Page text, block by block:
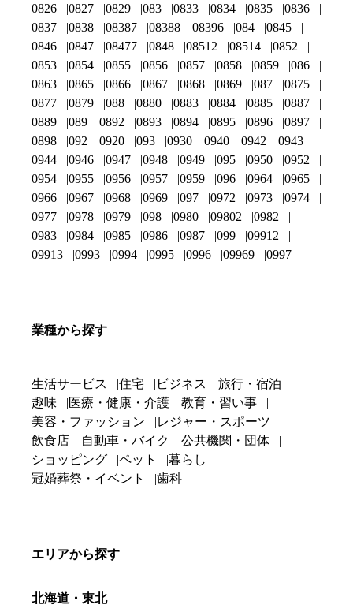
0826
0827 0829 083 0833 0834 0835
0836
0837
0838 08387 08388 08396 084
0845
0846
0847 08477 0848 08512 08514
0852
0853
0854 0855 0856 0857 0858 0859
086
0863
0865 0866 0867 0868 0869 087
0875
0877
0879 088 0880 0883 0884 0885
0887
0889
089 0892 0893 0894 0895 0896
0897
0898
092 0920 093 0930 0940 0942
0943
0944
0946 0947 0948 0949 095 0950
0952
0954
0955 0956 0957 0959 096 0964
0965
0966
0967 0968 0969 097 0972 0973
0974
0977
0978 0979 098 0980 09802
0982
0983
0984 0985 0986 0987 099
09912
09913
0993 0994 0995 0996 09969 0997
業種から探す
生活サービス 住宅 ビジネス
旅行・宿泊
趣味
医療・健康・介護
教育・習い事
美容・ファッション
レジャー・スポーツ
飲食店
自動車・バイク
公共機関・団体
ショッピング
ペット
暮らし
冠婚葬祭・イベント
歯科
エリアから探す
北海道・東北